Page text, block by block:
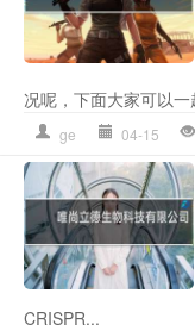
况呢，下面大家可以
ge 04-15
CRISPR...